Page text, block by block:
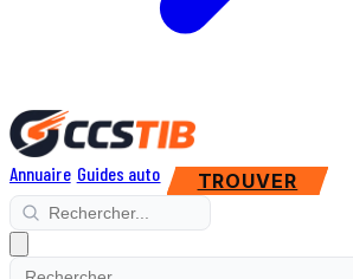
Annuaire Guides auto TROUVER